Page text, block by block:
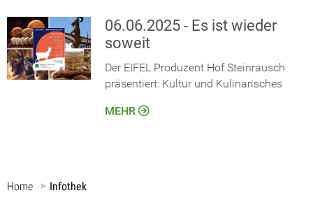
06.06.2025 - Es ist wieder
soweit
Der EIFEL Produzent Hof Steinrausch
präsentiert: Kultur und Kulinarisches
MEHR
Home Infothek